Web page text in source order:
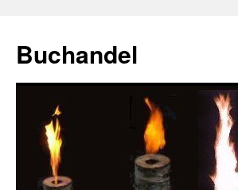
Buchandel